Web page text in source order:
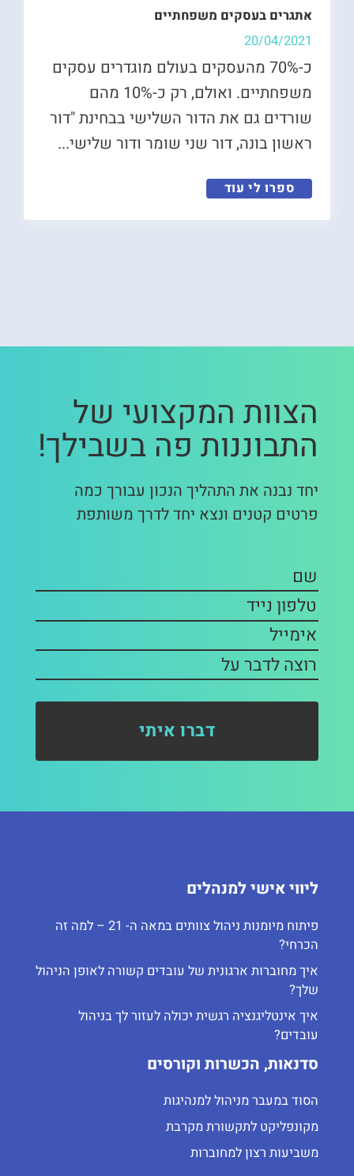
אתגרים בעסקים משפחתיים
20/04/2021
כ-70% מהעסקים בעולם מוגדרים עסקים
משפחתיים. ואולם, רק כ-10% מהם
שורדים גם את הדור השלישי בבחינת "דור
ראשון בונה, דור שני שומר ודור שלישי...
ספרו לי עוד
הצוות המקצועי של
התבוננות פה בשבילך!
יחד נבנה את התהליך הנכון עבורך כמה
פרטים קטנים ונצא יחד לדרך משותפת
ליווי אישי למנהלים
פיתוח מיומנות ניהול צוותים במאה ה- 21 – למה זה
הכרחי?
איך מחוברות ארגונית של עובדים קשורה לאופן הניהול
שלך?
איך אינטליגנציה רגשית יכולה לעזור לך בניהול
עובדים?
סדנאות, הכשרות וקורסים
הסוד במעבר מניהול למנהיגות
מקונפליקט לתקשורת מקרבת
משביעות רצון למחוברות